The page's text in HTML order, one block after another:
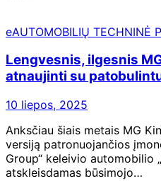
eAUTOMOBILIŲ TECHNINĖ
Lengvesnis, ilgesnis
atnaujinti su
10 liepos, 2025
Anksčiau šiais metais MG
versiją patronuojančios
Group“ keleivio automobilio
atskleisdamas būsimojo…